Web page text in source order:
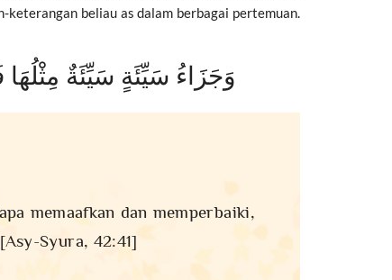
beliau as dalam berbagai pertemuan.
وَجَزَاءُ سَيِّئَةٍ سَيِّئَةٌ
memaafkan dan memperbaiki,
Syura, 42:41]